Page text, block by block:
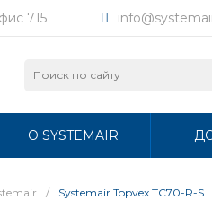
715
О SYSTEMAIR
/ Systemair Topvex TC70-R-S